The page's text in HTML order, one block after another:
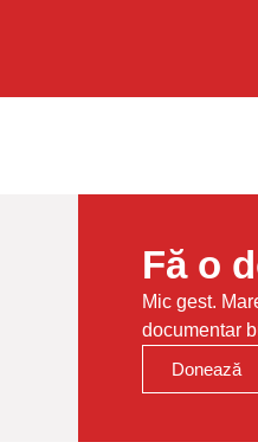
Fă o
Mic gest.
documentar
Donează